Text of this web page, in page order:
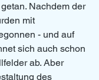
Nachdem der
mit
- und auf
sich auch schon
ab. Aber
des